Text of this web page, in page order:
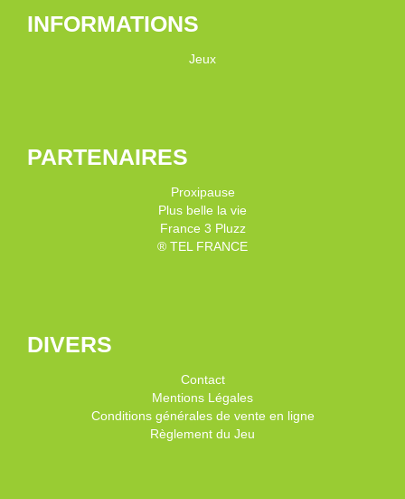
INFORMATIONS
Jeux
PARTENAIRES
Proxipause
Plus belle la vie
France 3 Pluzz
® TEL FRANCE
DIVERS
Contact
Mentions Légales
Conditions générales de vente en ligne
Règlement du Jeu